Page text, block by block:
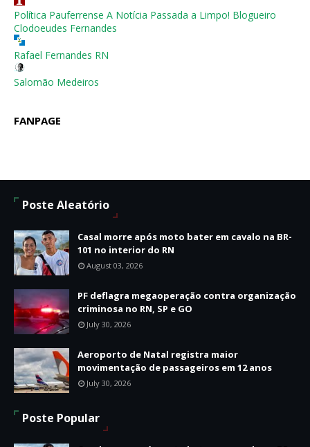
Política Pauferrense A Notícia Passada a Limpo! Blogueiro
Clodoeudes Fernandes
Rafael Fernandes RN
Salomão Medeiros
FANPAGE
Poste Aleatório
Casal morre após moto bater em cavalo na BR-
101 no interior do RN
August 03, 2026
PF deflagra megaoperação contra organização
criminosa no RN, SP e GO
July 30, 2026
Aeroporto de Natal registra maior
movimentação de passageiros em 12 anos
July 30, 2026
Poste Popular